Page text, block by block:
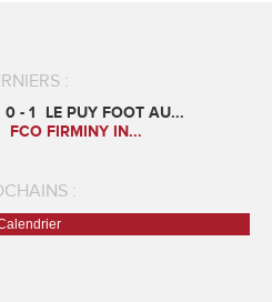
:
0 - 1
LE PUY FOOT AU...
FCO FIRMINY IN...
: